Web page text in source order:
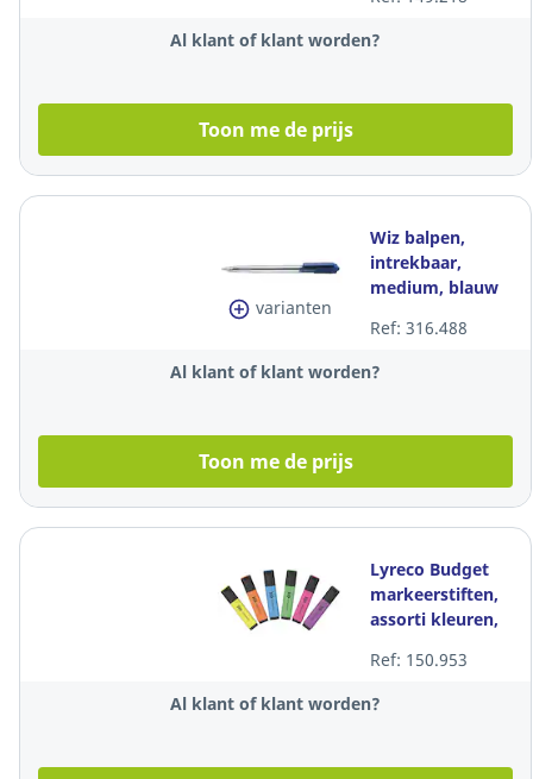
tekstmarker
Al klant of klant worden?
Toon me de prijs
varianten
Wiz balpen,
intrekbaar,
medium, blauw
Ref: 316.488
Al klant of klant worden?
Toon me de prijs
Lyreco Budget
markeerstiften,
assorti kleuren,
tekstmarkers
Ref: 150.953
Al klant of klant worden?